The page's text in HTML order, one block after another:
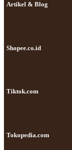
Artikel & Blog
Shopee.co.id
Tiktok.com
Tokopedia.com